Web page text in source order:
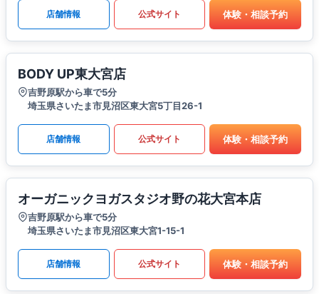
店舗情報 公式サイト 体験・相談予約
BODY UP東大宮店
吉野原駅から車で5分
埼玉県さいたま市見沼区東大宮5丁目26-1
店舗情報 公式サイト 体験・相談予約
オーガニックヨガスタジオ野の花大宮本店
吉野原駅から車で5分
埼玉県さいたま市見沼区東大宮1-15-1
店舗情報 公式サイト 体験・相談予約